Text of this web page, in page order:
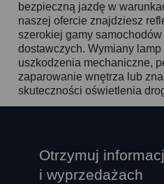
bezpieczną jazdę w
naszej ofercie znajdziesz
szerokiej gamy
dostawczych. Wymiany
uszkodzenia mechaniczne,
zaparowanie wnętrza lub
skuteczności oświetlenia
Otrzymuj
i wyprzedażach